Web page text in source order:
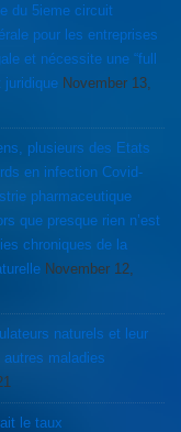
du 5ieme circuit
et nécessite une “full
juridique November 13,
plusieurs des Etats
en infection Covid-
pharmaceutique
que presque rien n’est
chroniques de la
November 12,
maladies
le taux